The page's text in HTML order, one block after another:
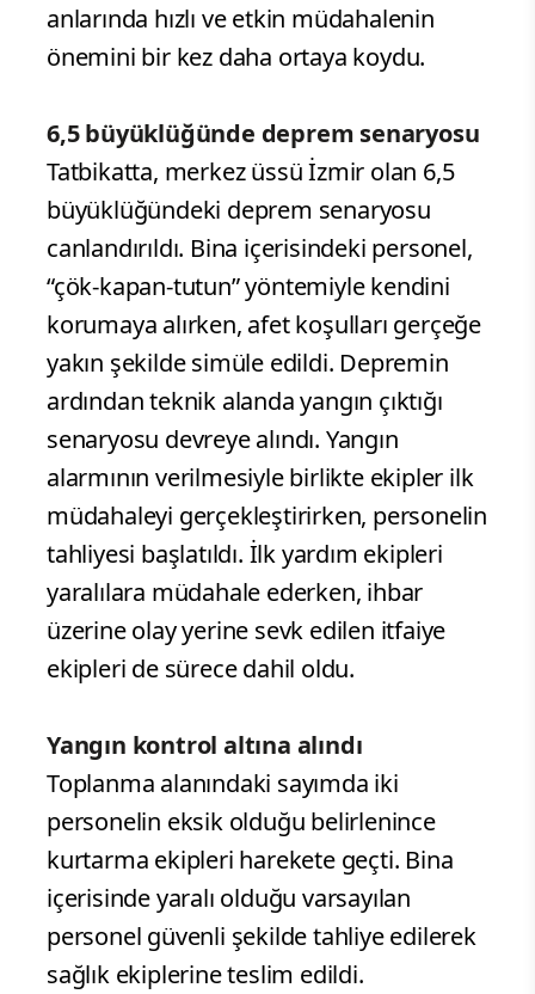
anlarında hızlı ve etkin müdahalenin
önemini bir kez daha ortaya koydu.
6,5 büyüklüğünde deprem senaryosu
Tatbikatta, merkez üssü İzmir olan 6,5
büyüklüğündeki deprem senaryosu
canlandırıldı. Bina içerisindeki personel,
“çök-kapan-tutun” yöntemiyle kendini
korumaya alırken, afet koşulları gerçeğe
yakın şekilde simüle edildi. Depremin
ardından teknik alanda yangın çıktığı
senaryosu devreye alındı. Yangın
alarmının verilmesiyle birlikte ekipler ilk
müdahaleyi gerçekleştirirken, personelin
tahliyesi başlatıldı. İlk yardım ekipleri
yaralılara müdahale ederken, ihbar
üzerine olay yerine sevk edilen itfaiye
ekipleri de sürece dahil oldu.
Yangın kontrol altına alındı
Toplanma alanındaki sayımda iki
personelin eksik olduğu belirlenince
kurtarma ekipleri harekete geçti. Bina
içerisinde yaralı olduğu varsayılan
personel güvenli şekilde tahliye edilerek
sağlık ekiplerine teslim edildi.